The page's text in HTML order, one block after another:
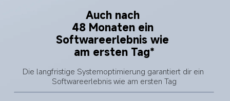
Auch nach
48 Monaten ein
Softwareerlebnis wie
am ersten Tag*
Die langfristige Systemoptimierung garantiert dir ein
Softwareerlebnis wie am ersten Tag